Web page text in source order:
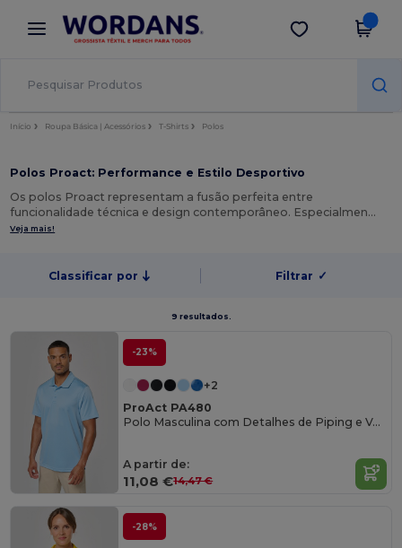
× App Wordans
Melhores preços na app!
Obter app
Início Roupa Básica | Acessórios T-Shirts Polos
Polos Proact: Performance e Estilo Desportivo
Os polos Proact representam a fusão perfeita entre
funcionalidade técnica e design contemporâneo. Especialmen…
Veja mais!
Classificar por Filtrar ✓
9 resultados.
-23%
+2
ProAct PA480
Polo Masculina com Detalhes de Piping e Ventilação
A partir de:
11,08 €14,47 €
-28%